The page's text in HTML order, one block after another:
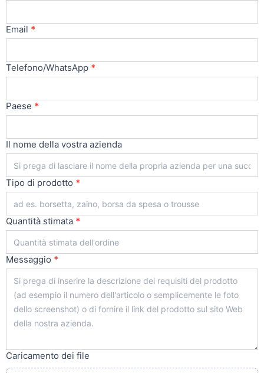
Principale
Email *
Telefono/WhatsApp *
Paese *
Il nome della vostra azienda
Tipo di prodotto *
Quantità stimata *
Messaggio *
Caricamento dei file